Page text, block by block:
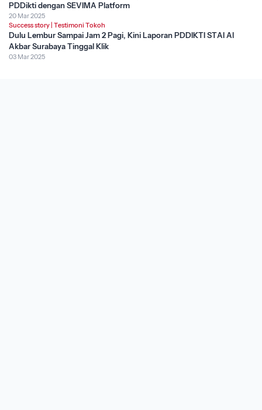
PDDikti dengan SEVIMA Platform
20 Mar 2025
Success story Testimoni Tokoh
Dulu Lembur Sampai Jam 2 Pagi, Kini Laporan PDDIKTI STAI Al
Akbar Surabaya Tinggal Klik
03 Mar 2025